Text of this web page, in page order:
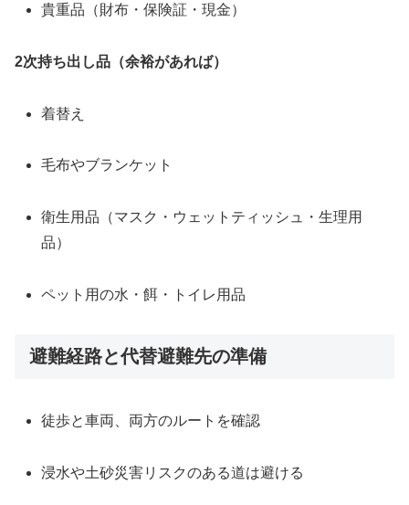
貴重品（財布・保険証・現金）
2次持ち出し品（余裕があれば）
着替え
毛布やブランケット
衛生用品（マスク・ウェットティッシュ・生理用
品）
ペット用の水・餌・トイレ用品
避難経路と代替避難先の準備
徒歩と車両、両方のルートを確認
浸水や土砂災害リスクのある道は避ける